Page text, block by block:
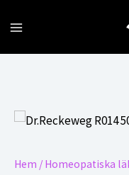
Hem / Homeopatiska